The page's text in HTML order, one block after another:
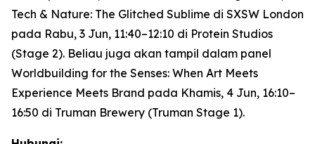
Tech & Nature: The Glitched Sublime di SXSW London
pada Rabu, 3 Jun, 11:40–12:10 di Protein Studios
(Stage 2). Beliau juga akan tampil dalam panel
Worldbuilding for the Senses: When Art Meets
Experience Meets Brand pada Khamis, 4 Jun, 16:10–
16:50 di Truman Brewery (Truman Stage 1).